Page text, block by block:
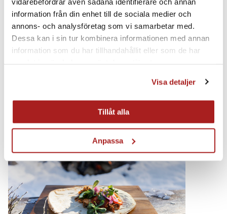
information från din enhet till de sociala medier och
annons- och analysföretag som vi samarbetar med.
Dessa kan i sin tur kombinera informationen med annan
information som du har tillhandahållit eller som de har
Visa detaljer
Tillåt alla
Anpassa
Season the dish with a fajita spice mix.